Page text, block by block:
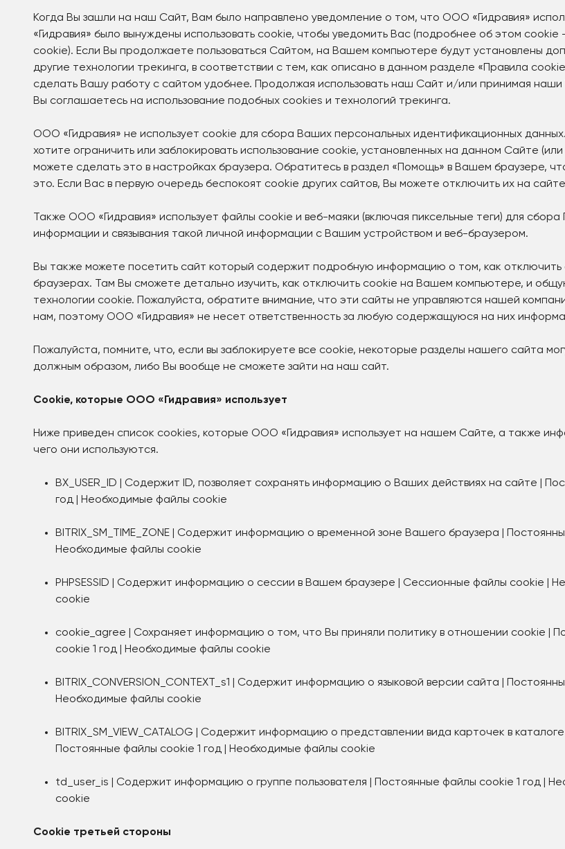
Когда Вы зашли на наш Сайт, Вам было направлено уведомление о том, что ООО «Гидравия»
«Гидравия» было вынуждены использовать cookie, чтобы уведомить Вас (подробнее об этом
сookie). Если Вы продолжаете пользоваться Сайтом, на Вашем компьютере будут установлены
другие технологии трекинга, в соответствии с тем, как описано в данном разделе «Правила
сделать Вашу работу с сайтом удобнее. Продолжая использовать наш Сайт и/или принимая наши
Вы соглашаетесь на использование подобных cookies и технологий трекинга.
ООО «Гидравия» не использует cookie для сбора Ваших персональных идентификационных
хотите ограничить или заблокировать использование cookie, установленных на данном Сайте
можете сделать это в настройках браузера. Обратитесь в раздел «Помощь» в Вашем браузере,
это. Если Вас в первую очередь беспокоят cookie других сайтов, Вы можете отключить их на
Также ООО «Гидравия» использует файлы cookie и веб-маяки (включая пиксельные теги) для
информации и связывания такой личной информации с Вашим устройством и веб-браузером.
Вы также можете посетить сайт который содержит подробную информацию о том, как отключить
браузерах. Там Вы сможете детально изучить, как отключить cookie на Вашем компьютере, и
технологии cookie. Пожалуйста, обратите внимание, что эти сайты не управляются нашей
нам, поэтому ООО «Гидравия» не несет ответственность за любую содержащуюся на них
Пожалуйста, помните, что, если вы заблокируете все cookie, некоторые разделы нашего сайта
должным образом, либо Вы вообще не сможете зайти на наш сайт.
Cookie, которые ООО «Гидравия» использует
Ниже приведен список cookies, которые ООО «Гидравия» использует на нашем Сайте, а также
чего они используются.
BX_USER_ID | Содержит ID, позволяет сохранять информацию о Ваших действиях на сайте |
год | Необходимые файлы cookie
BITRIX_SM_TIME_ZONE | Содержит информацию о временной зоне Вашего браузера |
Необходимые файлы cookie
PHPSESSID | Содержит информацию о сессии в Вашем браузере | Сессионные файлы cookie |
cookie
cookie_agree | Сохраняет информацию о том, что Вы приняли политику в отношении cookie |
cookie 1 год | Необходимые файлы cookie
BITRIX_CONVERSION_CONTEXT_s1 | Содержит информацию о языковой версии сайта |
Необходимые файлы cookie
BITRIX_SM_VIEW_CATALOG | Содержит информацию о представлении вида карточек в каталоге
Постоянные файлы cookie 1 год | Необходимые файлы cookie
td_user_is | Содержит информацию о группе пользователя | Постоянные файлы cookie 1 год |
cookie
Cookie третьей стороны